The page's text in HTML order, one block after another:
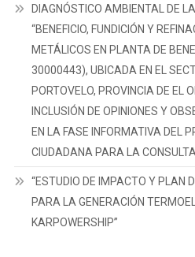
DIAGNÓSTICO AMBIENTAL DE
“BENEFICIO, FUNDICIÓN Y
METÁLICOS EN PLANTA DE
30000443), UBICADA EN EL
PORTOVELO, PROVINCIA DE EL
INCLUSIÓN DE OPINIONES Y
EN LA FASE INFORMATIVA DEL
CIUDADANA PARA LA
“ESTUDIO DE IMPACTO Y PLAN
PARA LA GENERACIÓN
KARPOWERSHIP”